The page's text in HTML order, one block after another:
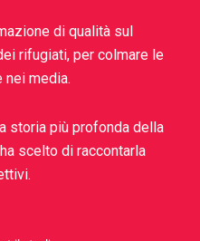
di qualità sul
rifugiati, per colmare le
nei media.
storia più profonda della
scelto di raccontarla